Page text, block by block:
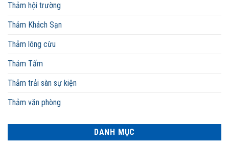
Thảm hội trường
Thảm Khách Sạn
Thảm lông cừu
Thảm Tấm
Thảm trải sàn sự kiện
Thảm văn phòng
DANH MỤC